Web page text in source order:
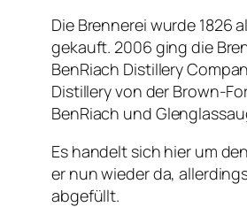
Die Brennerei wurde 1826
gekauft. 2006 ging die
BenRiach Distillery
Distillery von der Brown-
BenRiach und
Es handelt sich hier um
er nun wieder da,
abgefüllt.